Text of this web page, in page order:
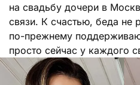
на свадьбу дочери в
связи. К счастью, беда не
по-прежнему
просто сейчас у каждого